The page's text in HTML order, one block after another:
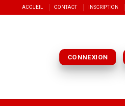
ACCUEIL CONTACT INSCRIPTION
CONNEXION